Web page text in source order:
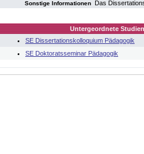
Sonstige Informationen Das
Untergeordnete
SE Dissertationskolloquium Pädagogik
SE Doktoratsseminar Pädagogik